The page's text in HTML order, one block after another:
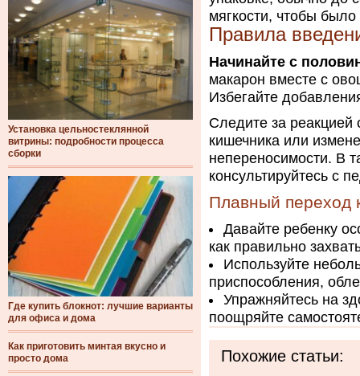
Установка цельностеклянной
витрины: подробности процесса
сборки
Где купить блокнот: лучшие варианты
для офиса и дома
Как приготовить минтая вкусно и
просто дома
мягкости, чтобы
Правила
Начинайте с
макарон вместе с
Избегайте
Следите за реакцией
кишечника или
непереносимости. В
консультируйтесь с
Плавный переход
Давайте ребенку
как правильно
Используйте
приспособления,
Упражняйтесь на
поощряйте
Похожие статьи: